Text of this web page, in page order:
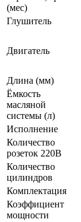
(мес)
Глушитель
Двигатель
Длина (мм)
Ёмкость
масляной
системы (л)
Исполнение
Количество
розеток 220В
Количество
цилиндров
Комплектация
Коэффициент
мощности